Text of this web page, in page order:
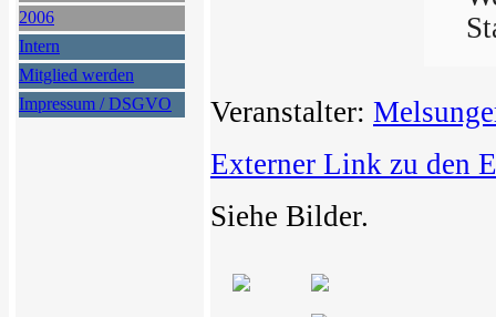
2006
Intern
Mitglied werden
Impressum / DSGVO
Veranstalter:
Externer Link zu den
Siehe Bilder.